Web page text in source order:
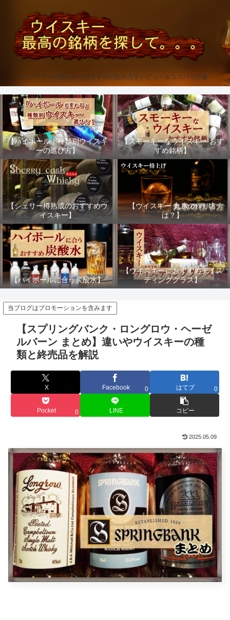
ウイスキーの味わいやおすすめの飲み方をレビュー＆コスパで評価
【ハイボール｜種類別ウイスキ
ーの選び方】
【スモーキーなウイスキー おす
すめ銘柄】
【シェリー樽熟成のおすすめウ
イスキー】
【ウイスキー 丸氷の作り方
は？】
【ハイボールに合う炭酸水】
【ウイスキーにおすすめテイス
ティンググラス】
当ブログはプロモーションを含みます
【スプリングバンク・ロングロウ・ヘーゼ
ルバーン まとめ】違いやウイスキーの種
類と終売品を解説
X Facebook 0 はてブ 0
Pocket 0 LINE コピー
2025.05.09